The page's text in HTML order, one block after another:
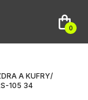
0
A KUFRY/
105 34